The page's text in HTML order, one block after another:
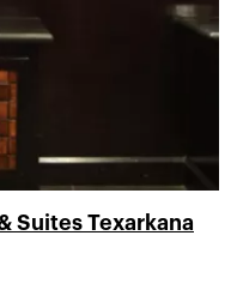
Suites Texarkana